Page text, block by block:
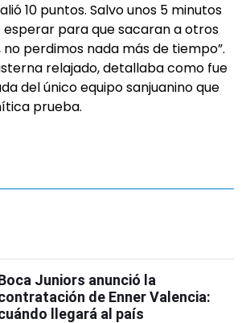
10 puntos. Salvo unos 5 minutos
esperar para que sacaran a otros
perdimos nada más de tiempo”.
relajado, detallaba como fue
del único equipo sanjuanino que
prueba.
Juniors anunció la
de Enner Valencia:
llegará al país